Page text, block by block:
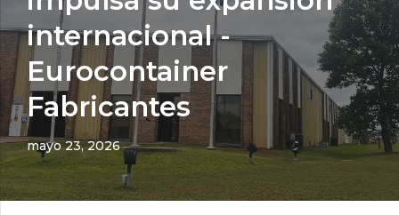
internacional -
Eurocontainer
Fabricantes
mayo 23, 2026